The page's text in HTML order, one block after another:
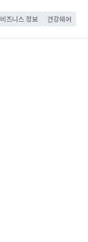
비즈니스 정보 건강쉐어